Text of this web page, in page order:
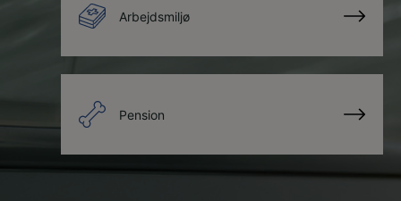
Arbejdsmiljø
Pension